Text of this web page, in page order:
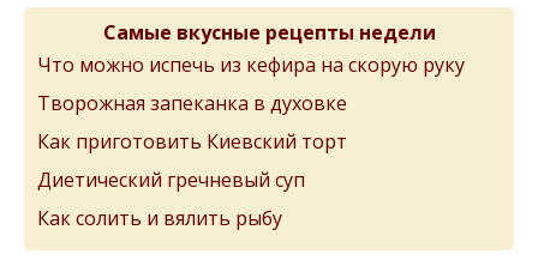
Самые вкусные рецепты недели
Что можно испечь из кефира на скорую руку
Творожная запеканка в духовке
Как приготовить Киевский торт
Диетический гречневый суп
Как солить и вялить рыбу